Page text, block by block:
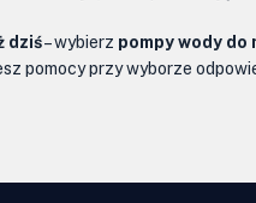
dziś– wybierz pompy wody do
pomocy przy wyborze